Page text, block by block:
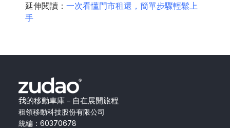
延伸閱讀： 一次看懂門市租還，簡單步驟輕鬆上
手
我的移動車庫－自在展開旅程
租領移動科技股份有限公司
統編：60370678